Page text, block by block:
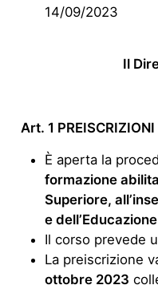
14/09/2023
Il
Art. 1 PREISCRIZIONI
È aperta la
formazione
Superiore,
e
Il corso prevede
La preiscrizione
ottobre 2023